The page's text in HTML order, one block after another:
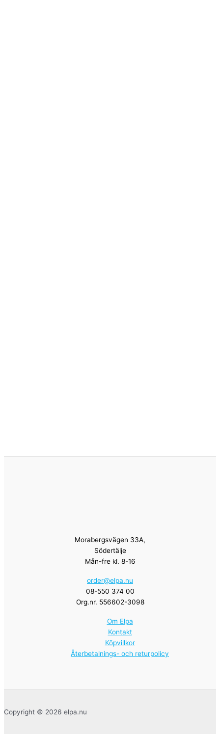
Morabergsvägen 33A,
Södertälje
Mån-fre kl. 8-16
order@elpa.nu
08-550 374 00
Org.nr. 556602-3098
Om Elpa
Kontakt
Köpvillkor
Återbetalnings- och returpolicy
Copyright © 2026 elpa.nu